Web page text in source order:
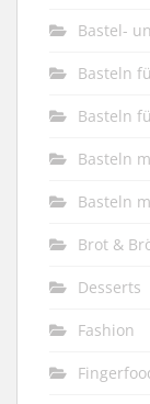
Bastel-
Basteln
Basteln
Basteln
Basteln
Brot &
Desserts
Fashion